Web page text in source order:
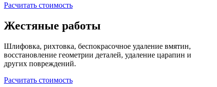
Расчитать стоимость
Жестяные работы
Шлифовка, рихтовка, беспокрасочное удаление вмятин,
восстановление геометрии деталей, удаление царапин и
других повреждений.
Расчитать стоимость